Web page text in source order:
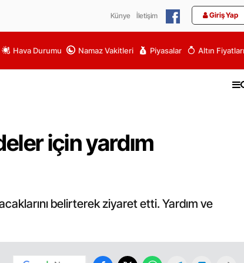
Künye İletişim Giriş Yap
Hava Durumu Namaz Vakitleri Piyasalar Altın Fiyatları
için yardım
belirterek ziyaret etti. Yardım ve